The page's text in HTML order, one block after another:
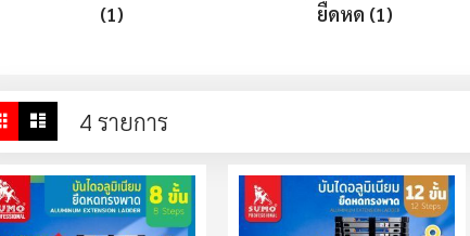
(1)
ยืดหด (1)
ใน
มุม
มอง
ตาราง รายการ
4 รายการ